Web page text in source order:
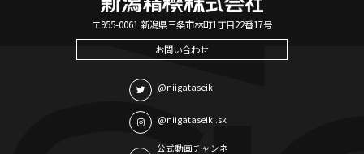
〒955-0061 新潟県三条市林町1丁目22番17号
お問い合わせ
@niigataseiki
@niigataseiki.sk
公式動画チャンネ